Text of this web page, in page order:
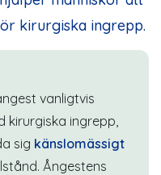
kirurgiska ingrepp.
vanligtvis
kirurgiska ingrepp,
sig känslomässigt
Ångestens